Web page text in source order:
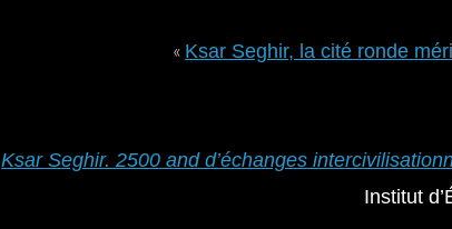
Ksar Seghir, la cité ronde
»
Ksar Seghir. 2500 and d’échanges
Institut